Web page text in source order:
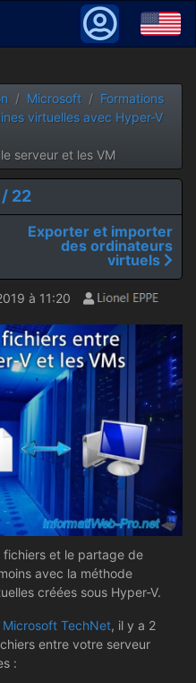
Microsoft
Formations
virtuelles avec Hyper-V
serveur et les VM
/ 22
Exporter et importer
des ordinateurs
virtuels
à 11:20
et le partage de
avec la méthode
créées sous Hyper-V.
Microsoft TechNet, il y a 2
entre votre serveur
: